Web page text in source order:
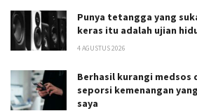
Punya tetangga yang
keras itu adalah ujian
4 AGUSTUS 2026
Berhasil kurangi medsos
seporsi kemenangan
saya